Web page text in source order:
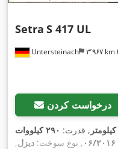
Untersteinach ۳٬۹۶۷ km
Setra S 417 UL
درخواست کردن
, قدرت:
۲۹۰ کیلووات
۰۶/۲۰۱۶ , نوع سوخت: دیزل,